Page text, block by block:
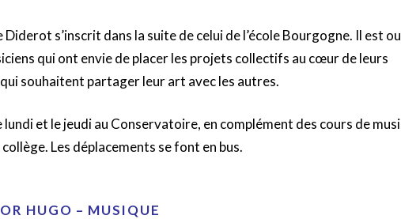
s’inscrit dans la suite de celui de l’école Bourgogne. Il est
qui ont envie de placer les projets collectifs au cœur de leurs
souhaitent partager leur art avec les autres.
lundi et le jeudi au Conservatoire, en complément des cours de
Les déplacements se font en bus.
HUGO – MUSIQUE